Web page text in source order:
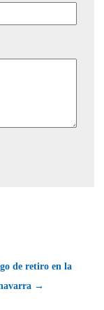
de retiro en la
→